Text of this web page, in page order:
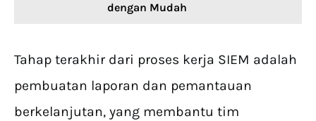
dengan Mudah
Tahap terakhir dari proses kerja SIEM adalah
pembuatan laporan dan pemantauan
berkelanjutan, yang membantu tim